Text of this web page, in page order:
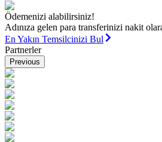
Ödemenizi alabilirsiniz!
Adınıza gelen para transferinizi nakit
En Yakın Temsilcinizi Bul
Partnerler
Previous